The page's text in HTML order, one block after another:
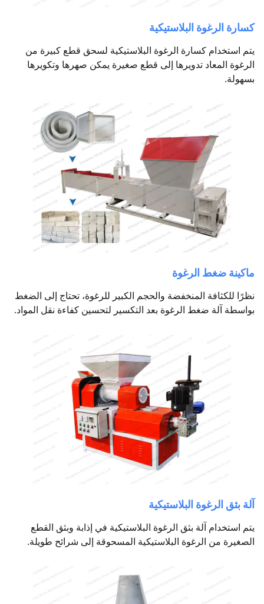
كسارة الرغوة البلاستيكية
يتم استخدام كسارة الرغوة البلاستيكية لسحق قطع كبيرة من
الرغوة المعاد تدويرها إلى قطع صغيرة يمكن صهرها وتكويرها
بسهولة.
ماكينة ضغط الرغوة
نظرًا للكثافة المنخفضة والحجم الكبير للرغوة، تحتاج إلى الضغط
بواسطة آلة ضغط الرغوة بعد التكسير لتحسين كفاءة نقل المواد.
آلة بثق الرغوة البلاستيكية
يتم استخدام آلة بثق الرغوة البلاستيكية في إذابة وبثق القطع
الصغيرة من الرغوة البلاستيكية المسحوقة إلى شرائح طويلة.